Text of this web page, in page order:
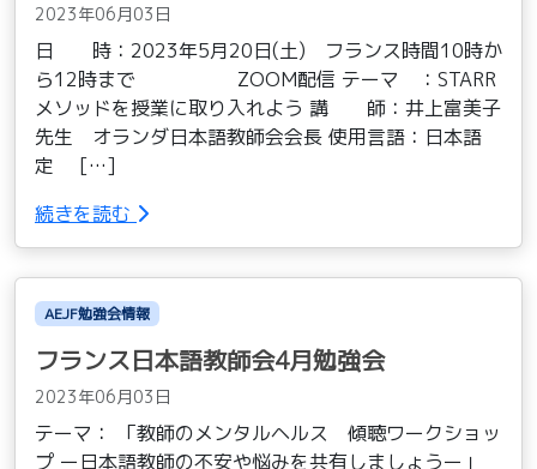
2023年06月03日
日 時：2023年5月20日(土) フランス時間10時か
ら12時まで ZOOM配信 テーマ ：STARR
メソッドを授業に取り入れよう 講 師：井上富美子
先生 オランダ日本語教師会会長 使用言語：日本語
定 […]
続きを読む
AEJF勉強会情報
フランス日本語教師会4月勉強会
2023年06月03日
テーマ： 「教師のメンタルヘルス 傾聴ワークショッ
プ ー日本語教師の不安や悩みを共有しましょうー」